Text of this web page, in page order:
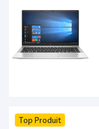
Top Produit